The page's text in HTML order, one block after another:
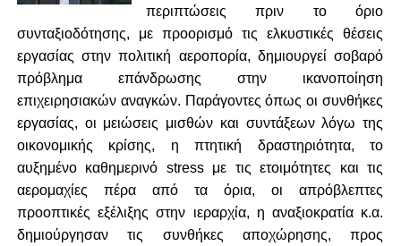
περιπτώσεις πριν το όριο
συνταξιοδότησης, με προορισμό τις ελκυστικές θέσεις
εργασίας στην πολιτική αεροπορία, δημιουργεί σοβαρό
πρόβλημα επάνδρωσης στην ικανοποίηση
επιχειρησιακών αναγκών. Παράγοντες όπως οι συνθήκες
εργασίας, οι μειώσεις μισθών και συντάξεων λόγω της
οικονομικής κρίσης, η πτητική δραστηριότητα, το
αυξημένο καθημερινό stress με τις ετοιμότητες και τις
αερομαχίες πέρα από τα όρια, οι απρόβλεπτες
προοπτικές εξέλιξης στην ιεραρχία, η αναξιοκρατία κ.α.
δημιούργησαν τις συνθήκες αποχώρησης, προς